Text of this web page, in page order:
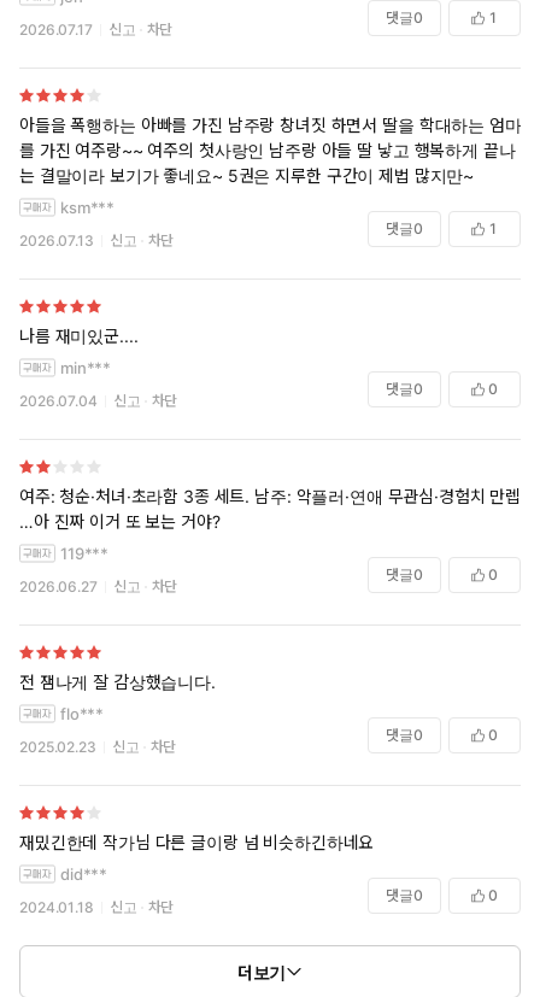
2026.07.17 신고 차단
댓글0 1
아들을 폭행하는 아빠를 가진 남주랑 창녀짓 하면서 딸을 학대하는 엄마
를 가진 여주랑~~ 여주의 첫사랑인 남주랑 아들 딸 낳고 행복하게 끝나
는 결말이라 보기가 좋네요~ 5권은 지루한 구간이 제법 많지만~
ksm***
2026.07.13 신고 차단
댓글0 1
나름 재미있군....
min***
2026.07.04 신고 차단
댓글0 0
여주: 청순·처녀·초라함 3종 세트. 남주: 악플러·연애 무관심·경험치 만렙.
…아 진짜 이거 또 보는 거야?
119***
2026.06.27 신고 차단
댓글0 0
전 잼나게 잘 감상했습니다.
flo***
2025.02.23 신고 차단
댓글0 0
재밌긴한데 작가님 다른 글이랑 넘 비슷하긴하네요
did***
2024.01.18 신고 차단
댓글0 0
더보기